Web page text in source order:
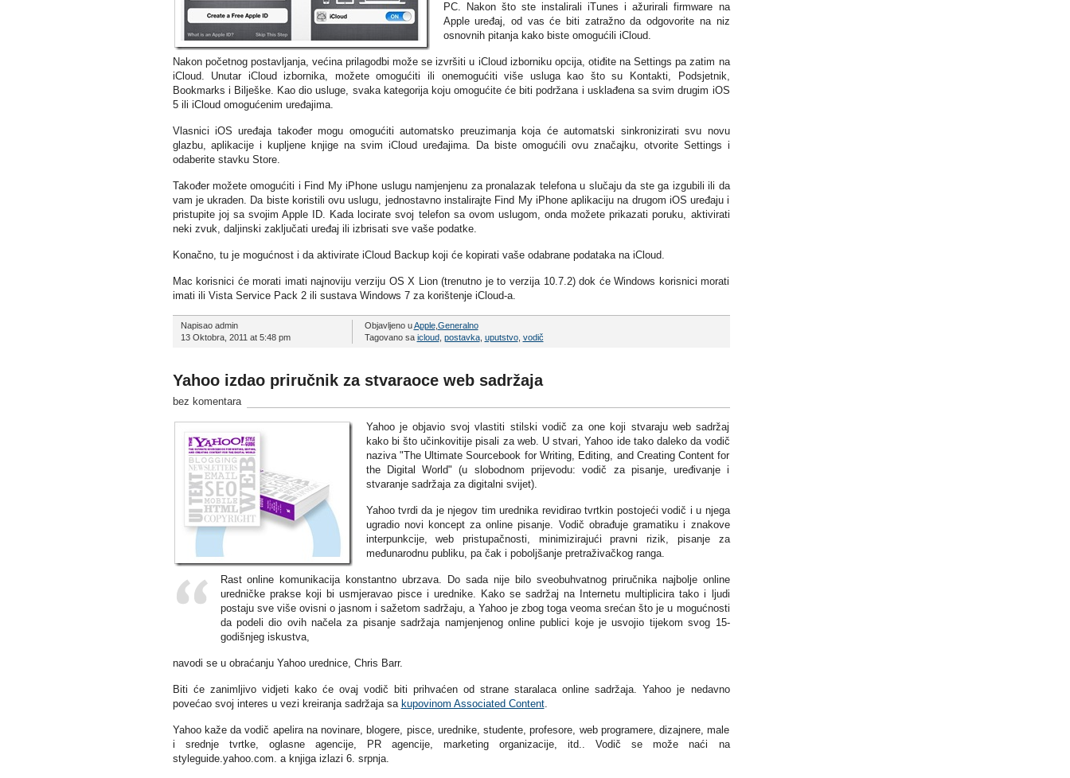
PC. Nakon što ste instalirali iTunes i ažurirali firmware na
Apple uređaj, od vas će biti zatražno da odgovorite na niz
osnovnih pitanja kako biste omogućili iCloud.
Nakon početnog postavljanja, većina prilagodbi može se izvršiti u iCloud izborniku opcija, otiđite na Settings pa zatim na
iCloud. Unutar iCloud izbornika, možete omogućiti ili onemogućiti više usluga kao što su Kontakti, Podsjetnik,
Bookmarks i Bilješke. Kao dio usluge, svaka kategorija koju omogućite će biti podržana i usklađena sa svim drugim iOS
5 ili iCloud omogućenim uređajima.
Vlasnici iOS uređaja također mogu omogućiti automatsko preuzimanja koja će automatski sinkronizirati svu novu
glazbu, aplikacije i kupljene knjige na svim iCloud uređajima. Da biste omogućili ovu značajku, otvorite Settings i
odaberite stavku Store.
Također možete omogućiti i Find My iPhone uslugu namjenjenu za pronalazak telefona u slučaju da ste ga izgubili ili da
vam je ukraden. Da biste koristili ovu uslugu, jednostavno instalirajte Find My iPhone aplikaciju na drugom iOS uređaju i
pristupite joj sa svojim Apple ID. Kada locirate svoj telefon sa ovom uslugom, onda možete prikazati poruku, aktivirati
neki zvuk, daljinski zaključati uređaj ili izbrisati sve vaše podatke.
Konačno, tu je mogućnost i da aktivirate iCloud Backup koji će kopirati vaše odabrane podataka na iCloud.
Mac korisnici će morati imati najnoviju verziju OS X Lion (trenutno je to verzija 10.7.2) dok će Windows korisnici morati
imati ili Vista Service Pack 2 ili sustava Windows 7 za korištenje iCloud-a.
Napisao admin
13 Oktobra, 2011 at 5:48 pm
Objavljeno uApple, Generalno
Tagovano sa icloud, postavka, uputstvo, vodič
Yahoo izdao priručnik za stvaraoce web sadržaja
bez komentara
Yahoo je objavio svoj vlastiti stilski vodič za one koji stvaraju web sadržaj
kako bi što učinkovitije pisali za web. U stvari, Yahoo ide tako daleko da vodič
naziva "The Ultimate Sourcebook for Writing, Editing, and Creating Content for
the Digital World" (u slobodnom prijevodu: vodič za pisanje, uređivanje i
stvaranje sadržaja za digitalni svijet).
Yahoo tvrdi da je njegov tim urednika revidirao tvrtkin postojeći vodič i u njega
ugradio novi koncept za online pisanje. Vodič obrađuje gramatiku i znakove
interpunkcije, web pristupačnosti, minimizirajući pravni rizik, pisanje za
međunarodnu publiku, pa čak i poboljšanje pretraživačkog ranga.
Rast online komunikacija konstantno ubrzava. Do sada nije bilo sveobuhvatnog priručnika najbolje online
uredničke prakse koji bi usmjeravao pisce i urednike. Kako se sadržaj na Internetu multiplicira tako i ljudi
postaju sve više ovisni o jasnom i sažetom sadržaju, a Yahoo je zbog toga veoma srećan što je u mogućnosti
da podeli dio ovih načela za pisanje sadržaja namjenjenog online publici koje je usvojio tijekom svog 15-
godišnjeg iskustva,
navodi se u obraćanju Yahoo urednice, Chris Barr.
Biti će zanimljivo vidjeti kako će ovaj vodič biti prihvaćen od strane staralaca online sadržaja. Yahoo je nedavno
povećao svoj interes u vezi kreiranja sadržaja sa kupovinom Associated Content.
Yahoo kaže da vodič apelira na novinare, blogere, pisce, urednike, studente, profesore, web programere, dizajnere, male
i srednje tvrtke, oglasne agencije, PR agencije, marketing organizacije, itd.. Vodič se može naći na
styleguide.yahoo.com. a knjiga izlazi 6. srpnja.